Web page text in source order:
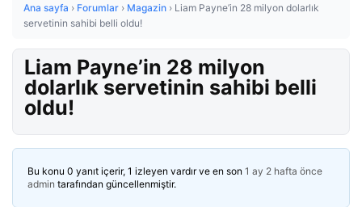
Ana sayfa › Forumlar › Magazin › Liam Payne’in 28 milyon dolarlık
servetinin sahibi belli oldu!
Liam Payne’in 28 milyon
dolarlık servetinin sahibi belli
oldu!
Bu konu 0 yanıt içerir, 1 izleyen vardır ve en son 1 ay 2 hafta önce
admin tarafından güncellenmiştir.